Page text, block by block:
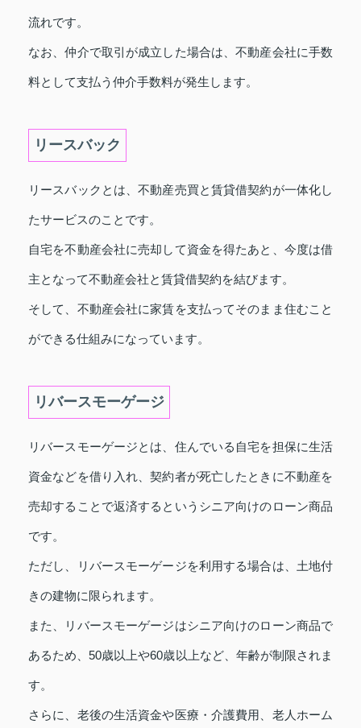
流れです。
なお、仲介で取引が成立した場合は、不動産会社に手数
料として支払う仲介手数料が発生します。
リースバック
リースバックとは、不動産売買と賃貸借契約が一体化し
たサービスのことです。
自宅を不動産会社に売却して資金を得たあと、今度は借
主となって不動産会社と賃貸借契約を結びます。
そして、不動産会社に家賃を支払ってそのまま住むこと
ができる仕組みになっています。
リバースモーゲージ
リバースモーゲージとは、住んでいる自宅を担保に生活
資金などを借り入れ、契約者が死亡したときに不動産を
売却することで返済するというシニア向けのローン商品
です。
ただし、リバースモーゲージを利用する場合は、土地付
きの建物に限られます。
また、リバースモーゲージはシニア向けのローン商品で
あるため、50歳以上や60歳以上など、年齢が制限されま
す。
さらに、老後の生活資金や医療・介護費用、老人ホーム